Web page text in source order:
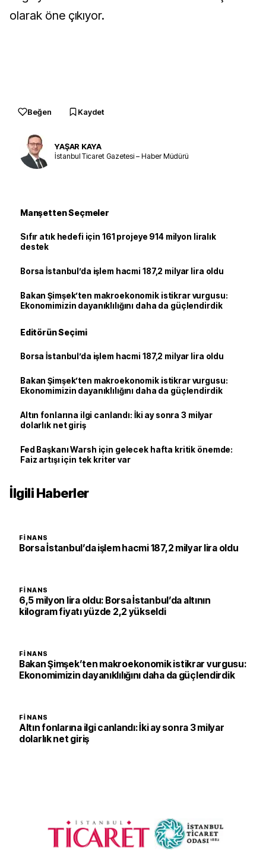
olarak öne çıkıyor.
Beğen Kaydet
YAŞAR KAYA
İstanbul Ticaret Gazetesi – Haber Müdürü
Manşetten Seçmeler
Sıfır atık hedefi için 161 projeye 914 milyon liralık
destek
Borsa İstanbul’da işlem hacmi 187,2 milyar lira oldu
Bakan Şimşek’ten makroekonomik istikrar vurgusu:
Ekonomimizin dayanıklılığını daha da güçlendirdik
Editörün Seçimi
Borsa İstanbul’da işlem hacmi 187,2 milyar lira oldu
Bakan Şimşek’ten makroekonomik istikrar vurgusu:
Ekonomimizin dayanıklılığını daha da güçlendirdik
Altın fonlarına ilgi canlandı: İki ay sonra 3 milyar
dolarlık net giriş
Fed Başkanı Warsh için gelecek hafta kritik önemde:
Faiz artışı için tek kriter var
İlgili Haberler
FINANS
Borsa İstanbul’da işlem hacmi 187,2 milyar lira oldu
FINANS
6,5 milyon lira oldu: Borsa İstanbul’da altının
kilogram fiyatı yüzde 2,2 yükseldi
FINANS
Bakan Şimşek’ten makroekonomik istikrar vurgusu:
Ekonomimizin dayanıklılığını daha da güçlendirdik
FINANS
Altın fonlarına ilgi canlandı: İki ay sonra 3 milyar
dolarlık net giriş